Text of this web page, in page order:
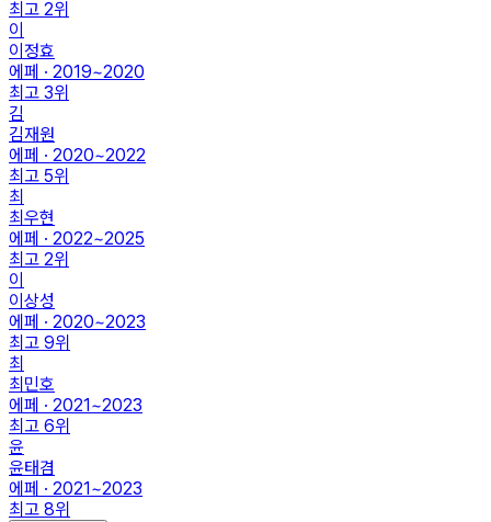
최고 2위
이
이정효
에페 · 2019~2020
최고 3위
김
김재원
에페 · 2020~2022
최고 5위
최
최우현
에페 · 2022~2025
최고 2위
이
이상성
에페 · 2020~2023
최고 9위
최
최민호
에페 · 2021~2023
최고 6위
윤
윤태겸
에페 · 2021~2023
최고 8위